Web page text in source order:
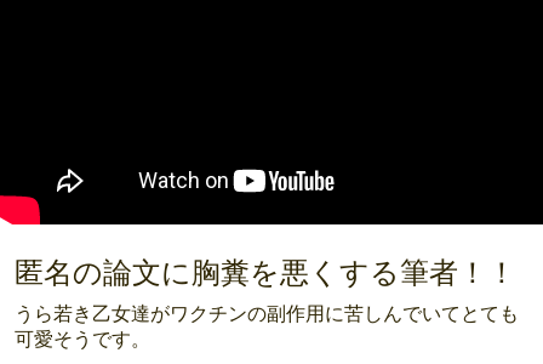
匿名の論文に胸糞を悪くする筆者！！
うら若き乙女達がワクチンの副作用に苦しんでいてとても
可愛そうです。